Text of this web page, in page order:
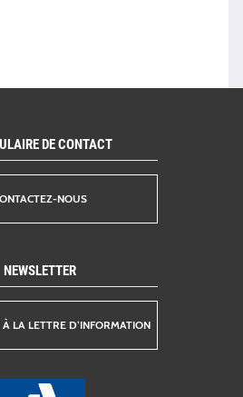
DE CONTACT
NOUS
NEWSLETTER
À LA LETTRE D’INFORMATION